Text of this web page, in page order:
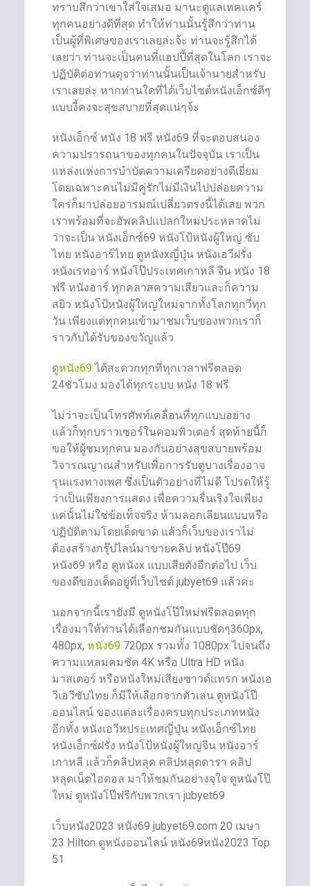
ทราบสึกว่าเขาใส่ใจเสมอ มานะดูแลเทคแคร์
ทุกคนอย่างดีที่สุด ทำให้ท่านนั้นรู้สึกว่าท่าน
เป็นผู้ที่พิเศษของเราเลยล่ะจ้ะ ท่านจะรู้สึกได้
เลยว่า ท่านจะเป็นคนที่แฮปปี้ที่สุดในโลก เราจะ
ปฏิบัติต่อท่านดุจว่าท่านนั้นเป็นเจ้านายสำหรับ
เราเลยล่ะ หากท่านใดที่ได้เว็บไซต์หนังเอ็กซ์ดีๆ
แบบงี้คงจะสุขสบายที่สุดแน่ๆจ้ะ
หนังเอ็กซ์ หนัง 18 ฟรี หนัง69 ที่จะตอบสนอง
ความปรารถนาของทุกคนในปัจจุบัน เราเป็น
แหล่งแห่งการบำบัดความเครียดอย่างดีเยี่ยม
โดยเฉพาะคนไม่มีคู่รักไม่มีเงินไปปล่อยความ
ใคร่ก็มาปล่อยอารมณ์เปลี่ยวตรงนี้ได้เลย พวก
เราพร้อมที่จะอัพคลิปแปลกใหม่ประหลาดไม่
ว่าจะเป็น หนังเอ็กซ์69 หนังโป้หนังผู้ใหญ่ ซับ
ไทย หนังอาร์ไทย ดูหนังxญี่ปุ่น หนังเอวีฝรั่ง
หนังเรทอาร์ หนังโป๊ประเทศเกาหลี จีน หนัง 18
ฟรี หนังอาร์ ทุกคลาสความเสียวและก็ความ
สยิว หนังโป้หนังผู้ใหญ่ใหม่จากทั้งโลกทุกวี่ทุก
วัน เพียงแต่ทุกคนเข้ามาชมเว็บของพวกเราก็
ราวกับได้รับของขวัญแล้ว
ดูหนัง69ได้สะดวกทุกที่ทุกเวลาฟรีตลอด
24ชั่วโมง มองได้ทุกระบบ หนัง 18 ฟรี
ไม่ว่าจะเป็นโทรศัพท์เคลื่อนที่ทุกแบบอย่าง
แล้วก็ทุกบราวเซอร์ในคอมพิวเตอร์ สุดท้ายนี้ก็
ขอให้ผู้ชมทุกคน มองกันอย่างสุขสบายพร้อม
วิจารณญาณสำหรับเพื่อการรับดูบางเรื่องอาจ
รุนแรงทางเพศ ซึ่งเป็นตัวอย่างที่ไม่ดี โปรดให้รู้
ว่าเป็นเพียงการแสดง เพื่อความรื่นเริงใจเพียง
แค่นั้นไม่ใช่ข้อเท็จจริง ห้ามลอกเลียนแบบหรือ
ปฏิบัติตามโดยเด็ดขาด แล้วก็เว็บของเราไม่
ต้องสร้างกรุ๊ปไลน์มาขายคลิป หนังโป๊69
หนัง69 หรือ ดูหนังx แบบเสียตังอีกต่อไป เว็บ
ของดีของเด็ดอยู่ที่เว็บไซต์ jubyet69 แล้วค่ะ
นอกจากนี้เรายังมี ดูหนังโป๊ใหม่ฟรีตลอดทุก
เรื่องมาให้ท่านได้เลือกชมกันแบบชัดๆ360px,
480px, หนัง69 720px รวมทั้ง 1080px ไปจนถึง
ความแหลมคมชัด 4K หรือ Ultra HD หนัง
มาสเตอร์ หรือหนังใหม่เสียงซาวด์แทรก หนังเอ
วีเอวีซับไทย ก็มีให้เลือกจากตัวเล่น ดูหนังโป๊
ออนไลน์ ของแต่ละเรื่องครบทุกประเภทหนัง
อีกทั้ง หนังเอวีหประเทศญี่ปุ่น หนังเอ็กซ์ไทย
หนังเอ็กซ์ฝรั่ง หนังโป้หนังผู้ใหญ่จีน หนังอาร์
เกาหลี แล้วก็คลิปหลุด คลิปหลุดดารา คลิป
หลุดเน็ตไอดอล มาให้ชมกันอย่างจุใจ ดูหนังโป๊
ใหม่ ดูหนังโป๊ฟรีกับพวกเรา jubyet69
เว็บหนัง2023 หนัง69 jubyet69.com 20 เมษา
23 Hilton ดูหนังออนไลน์ หนัง69หนัง2023 Top
51